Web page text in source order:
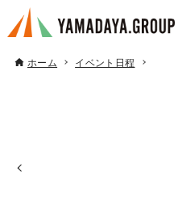
ホーム イベント日程